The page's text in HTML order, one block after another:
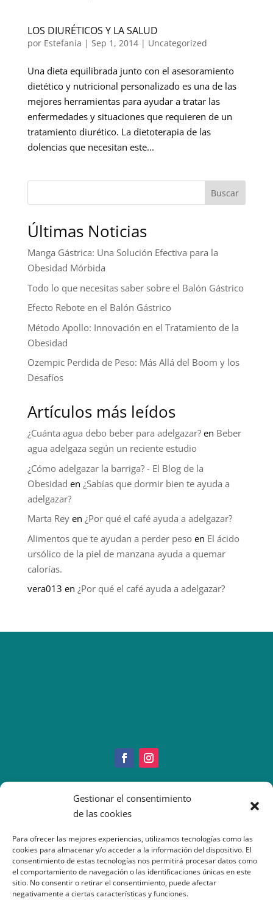
Gestionar el consentimiento
de las cookies
Para ofrecer las mejores experiencias, utilizamos tecnologías como las
cookies para almacenar y/o acceder a la información del dispositivo. El
consentimiento de estas tecnologías nos permitirá procesar datos como
el comportamiento de navegación o las identificaciones únicas en este
sitio. No consentir o retirar el consentimiento, puede afectar
negativamente a ciertas características y funciones.
LOS DIURÉTICOS Y LA SALUD
por Estefania | Sep 1, 2014| Uncategorized
Una dieta equilibrada junto con el asesoramiento
dietético y nutricional personalizado es una de las
mejores herramientas para ayudar a tratar las
enfermedades y situaciones que requieren de un
tratamiento diurético. La dietoterapia de las
dolencias que necesitan este...
Buscar
Últimas Noticias
Manga Gástrica: Una Solución Efectiva para la
Obesidad Mórbida
Todo lo que necesitas saber sobre el Balón Gástrico
Efecto Rebote en el Balón Gástrico
Método Apollo: Innovación en el Tratamiento de la
Obesidad
Ozempic Perdida de Peso: Más Allá del Boom y los
Desafíos
Artículos más leídos
¿Cuánta agua debo beber para adelgazar?en Beber
agua adelgaza según un reciente estudio
¿Cómo adelgazar la barriga? - El Blog de la
Obesidad en ¿Sabías que dormir bien te ayuda a
adelgazar?
Marta Reyen ¿Por qué el café ayuda a adelgazar?
Alimentos que te ayudan a perder pesoen El ácido
ursólico de la piel de manzana ayuda a quemar
calorías.
vera013 en ¿Por qué el café ayuda a adelgazar?
Copyright © 2022 IMEOInformación Paciente
Imeo. Aviso legal|Politica Cookies